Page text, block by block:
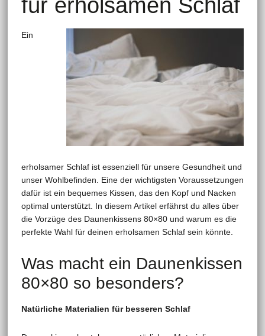
für erholsamen Schlaf
Ein
erholsamer Schlaf ist essenziell für unsere Gesundheit und
unser Wohlbefinden. Eine der wichtigsten Voraussetzungen
dafür ist ein bequemes Kissen, das den Kopf und Nacken
optimal unterstützt. In diesem Artikel erfährst du alles über
die Vorzüge des Daunenkissens 80×80 und warum es die
perfekte Wahl für deinen erholsamen Schlaf sein könnte.
Was macht ein Daunenkissen
80×80 so besonders?
Natürliche Materialien für besseren Schlaf